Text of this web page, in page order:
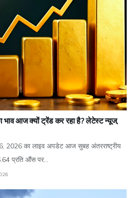
आज क्यों ट्रेंड कर रहा है? लेटेस्ट न्यूज,
का लाइव अपडेट आज सुबह अंतरराष्ट्रीय
प्रति औंस पर...